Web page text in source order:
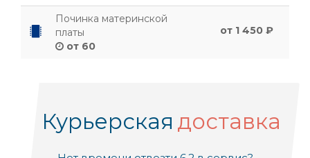
Починка материнской
платы
от 60
от 1 450 ₽
Курьерская доставка